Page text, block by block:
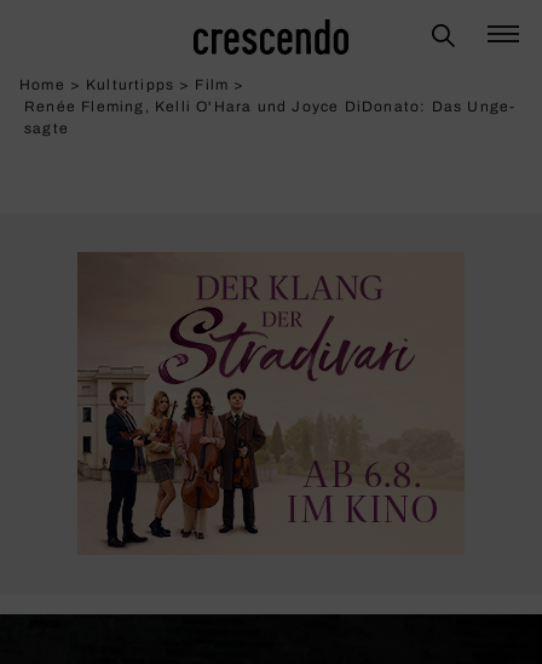
Home > Kulturtipps > Film >
Renée Fleming, Kelli O'Hara und Joyce DiDonato: Das Unge­
sagte